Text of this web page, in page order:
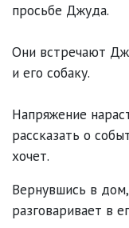
просьбе Джуда.
Они встречают
и его собаку.
Напряжение
рассказать о
хочет.
Вернувшись в
разговаривает в